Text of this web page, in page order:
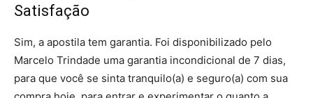
Satisfação
Sim, a apostila tem garantia. Foi disponibilizado pelo
Marcelo Trindade uma garantia incondicional de 7 dias,
para que você se sinta tranquilo(a) e seguro(a) com sua